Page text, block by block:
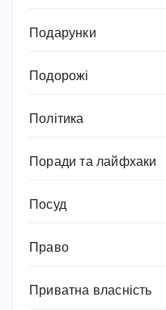
Подарунки
Подорожі
Політика
Поради та лайфхаки
Посуд
Право
Приватна власність